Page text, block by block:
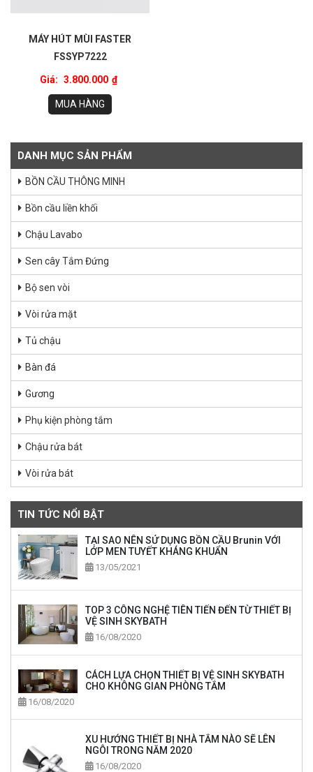
MÁY HÚT MÙI FASTER
FSSYP7222
Giá: 3.800.000 ₫
MUA HÀNG
DANH MỤC SẢN PHẨM
BỒN CẦU THÔNG MINH
Bồn cầu liền khối
Chậu Lavabo
Sen cây Tắm Đứng
Bộ sen vòi
Vòi rửa mặt
Tủ chậu
Bàn đá
Gương
Phụ kiện phòng tắm
Chậu rửa bát
Vòi rửa bát
TIN TỨC NỔI BẬT
TẠI SAO NÊN SỬ DỤNG BỒN CẦU Brunin VỚI
LỚP MEN TUYẾT KHÁNG KHUẨN
13/05/2021
TOP 3 CÔNG NGHỆ TIÊN TIẾN ĐẾN TỪ THIẾT BỊ
VỆ SINH SKYBATH
16/08/2020
CÁCH LỰA CHỌN THIẾT BỊ VỆ SINH SKYBATH
CHO KHÔNG GIAN PHÒNG TẮM
16/08/2020
XU HƯỚNG THIẾT BỊ NHÀ TẮM NÀO SẼ LÊN
NGÔI TRONG NĂM 2020
16/08/2020